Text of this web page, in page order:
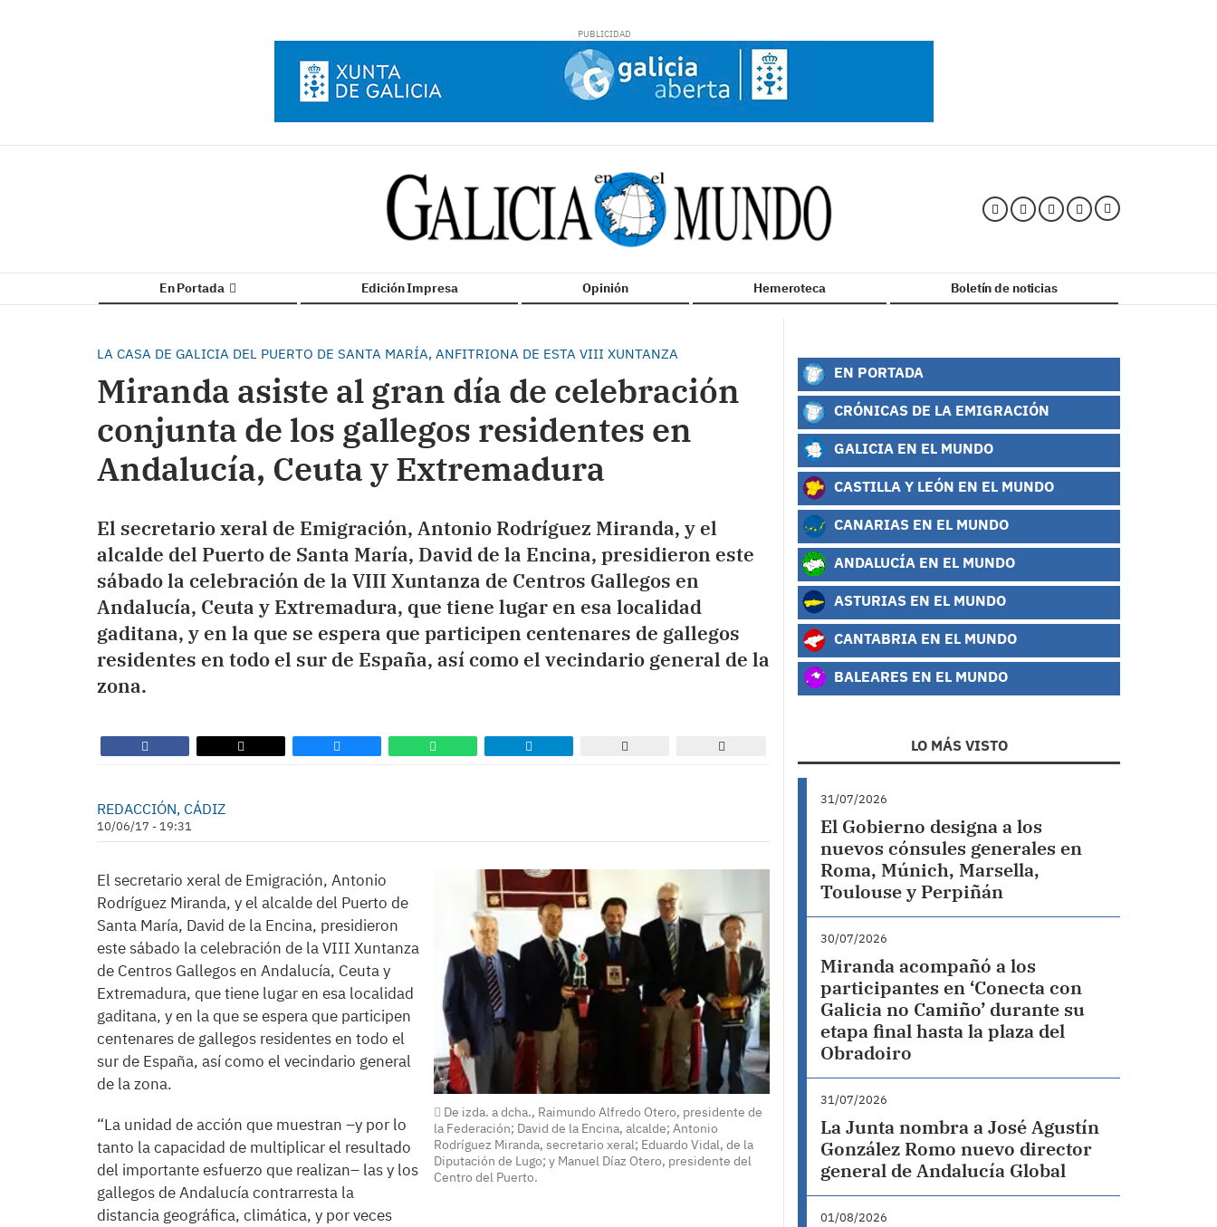
En Portada Edición Impresa Opinión Hemeroteca Boletín de noticias
LA CASA DE GALICIA DEL PUERTO DE SANTA MARÍA, ANFITRIONA DE ESTA VIII XUNTANZA
Miranda asiste al gran día de celebración
conjunta de los gallegos residentes en
Andalucía, Ceuta y Extremadura
El secretario xeral de Emigración, Antonio Rodríguez Miranda, y el
alcalde del Puerto de Santa María, David de la Encina, presidieron este
sábado la celebración de la VIII Xuntanza de Centros Gallegos en
Andalucía, Ceuta y Extremadura, que tiene lugar en esa localidad
gaditana, y en la que se espera que participen centenares de gallegos
residentes en todo el sur de España, así como el vecindario general de la
zona.
REDACCIÓN, CÁDIZ
10/06/17 - 19:31
De izda. a dcha., Raimundo Alfredo Otero, presidente de
la Federación; David de la Encina, alcalde; Antonio
Rodríguez Miranda, secretario xeral; Eduardo Vidal, de la
Diputación de Lugo; y Manuel Díaz Otero, presidente del
Centro del Puerto.
El secretario xeral de Emigración, Antonio
Rodríguez Miranda, y el alcalde del Puerto de
Santa María, David de la Encina, presidieron
este sábado la celebración de la VIII Xuntanza
de Centros Gallegos en Andalucía, Ceuta y
Extremadura, que tiene lugar en esa localidad
gaditana, y en la que se espera que participen
centenares de gallegos residentes en todo el
sur de España, así como el vecindario general
de la zona.
“La unidad de acción que muestran –y por lo
tanto la capacidad de multiplicar el resultado
del importante esfuerzo que realizan– las y los
gallegos de Andalucía contrarresta la
distancia geográfica, climática, y por veces
EN PORTADA
CRÓNICAS DE LA EMIGRACIÓN
GALICIA EN EL MUNDO
CASTILLA Y LEÓN EN EL MUNDO
CANARIAS EN EL MUNDO
ANDALUCÍA EN EL MUNDO
ASTURIAS EN EL MUNDO
CANTABRIA EN EL MUNDO
BALEARES EN EL MUNDO
LO MÁS VISTO
31/07/2026
El Gobierno designa a los
nuevos cónsules generales en
Roma, Múnich, Marsella,
Toulouse y Perpiñán
30/07/2026
Miranda acompañó a los
participantes en ‘Conecta con
Galicia no Camiño’ durante su
etapa final hasta la plaza del
Obradoiro
31/07/2026
La Junta nombra a José Agustín
González Romo nuevo director
general de Andalucía Global
01/08/2026